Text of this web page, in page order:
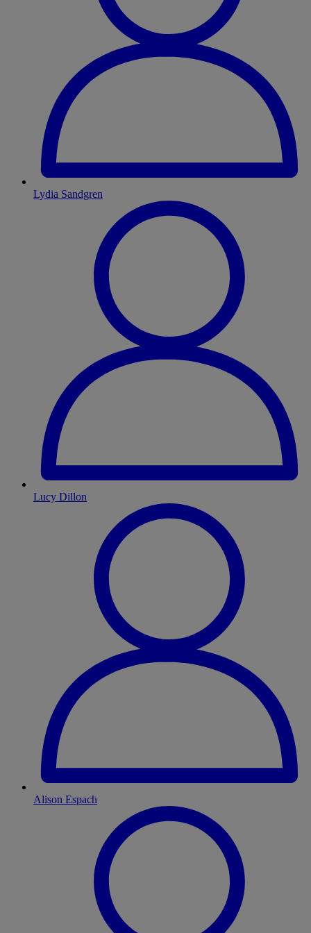
Lydia Sandgren
Lucy Dillon
Alison Espach